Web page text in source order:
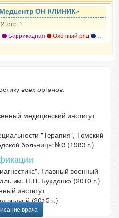
Медцентр ОН КЛИНИК»
стр. 1
Баррикадная Охотный ряд Смоленская
всех органов.
медицинский институт
"Терапия", Томский
больницы №3 (1983 г.)
Главный военный
им. Н.Н. Бурденко (2010 г.)
институт
врачей (2015 г.)
врача